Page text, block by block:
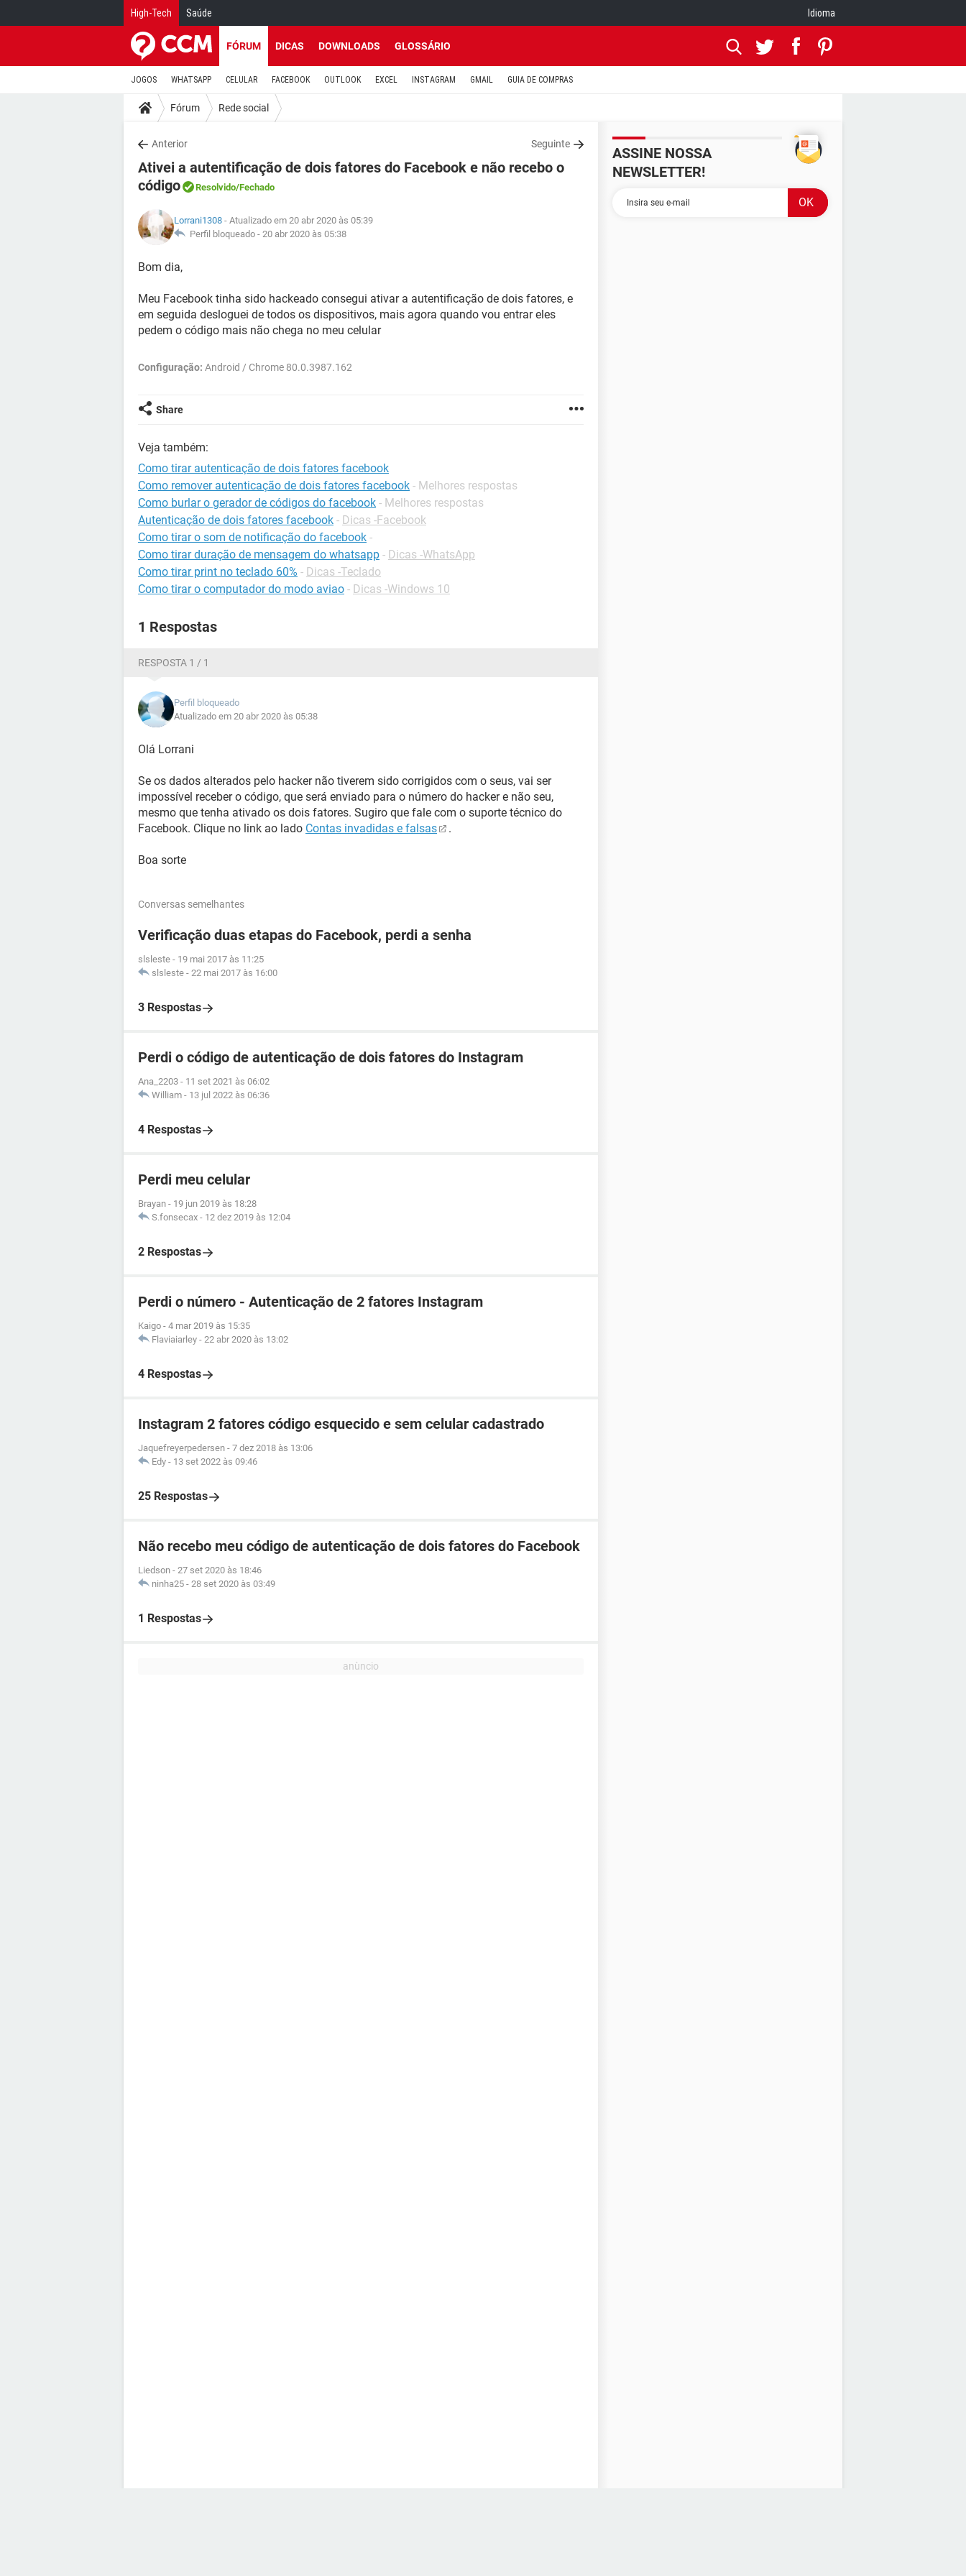
High-Tech Saúde Idioma
FÓRUM DICAS DOWNLOADS GLOSSÁRIO
JOGOS WHATSAPP CELULAR FACEBOOK OUTLOOK EXCEL INSTAGRAM GMAIL GUIA DE COMPRAS
Fórum Rede social
Anterior Seguinte
Ativei a autentificação de dois fatores do Facebook e não recebo o
código
Resolvido/Fechado
Lorrani1308 - Atualizado em 20 abr 2020 às 05:39
Perfil bloqueado - 20 abr 2020 às 05:38
Bom dia,
Meu Facebook tinha sido hackeado consegui ativar a autentificação de dois fatores, e
em seguida desloguei de todos os dispositivos, mais agora quando vou entrar eles
pedem o código mais não chega no meu celular
Configuração: Android / Chrome 80.0.3987.162
Share
Veja também:
Como tirar autenticação de dois fatores facebook
Como remover autenticação de dois fatores facebook - Melhores respostas
Como burlar o gerador de códigos do facebook - Melhores respostas
Autenticação de dois fatores facebook - Dicas -Facebook
Como tirar o som de notificação do facebook -
Como tirar duração de mensagem do whatsapp - Dicas -WhatsApp
Como tirar print no teclado 60% - Dicas -Teclado
Como tirar o computador do modo aviao - Dicas -Windows 10
1 Respostas
RESPOSTA 1 / 1
Perfil bloqueado
Atualizado em 20 abr 2020 às 05:38
Olá Lorrani
Se os dados alterados pelo hacker não tiverem sido corrigidos com o seus, vai ser
impossível receber o código, que será enviado para o número do hacker e não seu,
mesmo que tenha ativado os dois fatores. Sugiro que fale com o suporte técnico do
Facebook. Clique no link ao lado Contas invadidas e falsas .
Boa sorte
Conversas semelhantes
Verificação duas etapas do Facebook, perdi a senha
slsleste - 19 mai 2017 às 11:25
slsleste - 22 mai 2017 às 16:00
3 Respostas
Perdi o código de autenticação de dois fatores do Instagram
Ana_2203 - 11 set 2021 às 06:02
William - 13 jul 2022 às 06:36
4 Respostas
Perdi meu celular
Brayan - 19 jun 2019 às 18:28
S.fonsecax - 12 dez 2019 às 12:04
2 Respostas
Perdi o número - Autenticação de 2 fatores Instagram
Kaigo - 4 mar 2019 às 15:35
Flaviaiarley - 22 abr 2020 às 13:02
4 Respostas
Instagram 2 fatores código esquecido e sem celular cadastrado
Jaquefreyerpedersen - 7 dez 2018 às 13:06
Edy - 13 set 2022 às 09:46
25 Respostas
Não recebo meu código de autenticação de dois fatores do Facebook
Liedson - 27 set 2020 às 18:46
ninha25 - 28 set 2020 às 03:49
1 Respostas
ASSINE NOSSA
NEWSLETTER!